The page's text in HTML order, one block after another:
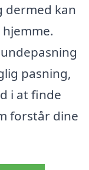
kan
pasning,
i at finde
forstår dine